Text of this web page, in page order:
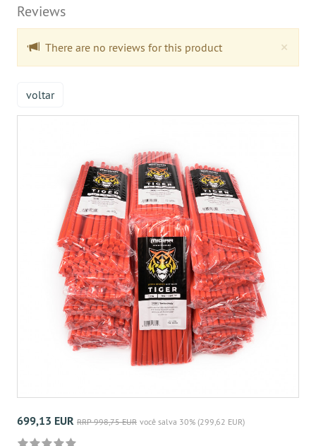
Reviews
×
There are no reviews for this product
voltar
699,13 EUR RRP 998,75 EUR você salva 30% (299,62 EUR)